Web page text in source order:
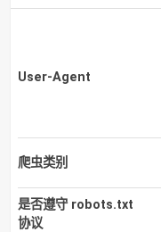
User-Agent
爬虫类别
是否遵守 robots.txt
协议